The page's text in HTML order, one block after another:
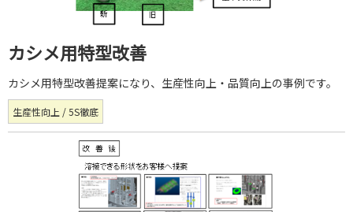
カシメ用特型改善
カシメ用特型改善提案になり、生産性向上・品質向上の事例です。
生産性向上 / 5S徹底